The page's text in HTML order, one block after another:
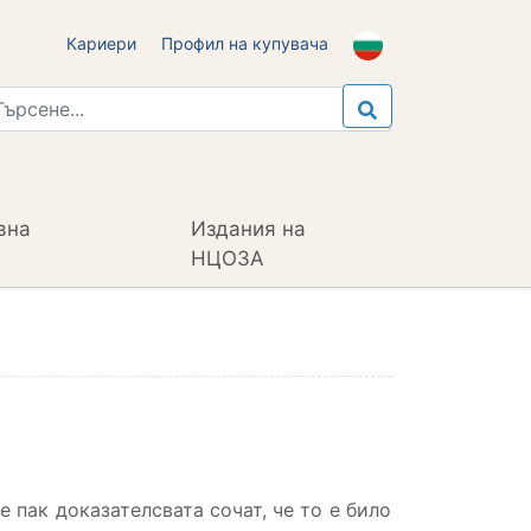
Кариери Профил на купувача
Издания на
НЦОЗА
доказателсвата сочат, че то е било